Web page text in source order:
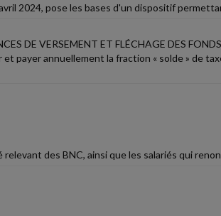
2024, pose les bases d'un dispositif
DE VERSEMENT ET FLÉCHAGE DES FONDS
payer annuellement la fraction « solde » de
des BNC, ainsi que les salariés qui